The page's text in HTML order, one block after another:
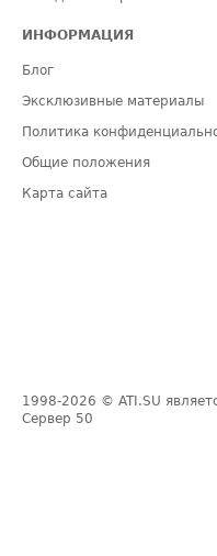
ИНФОРМАЦИЯ
Блог
Эксклюзивные материалы
Политика
Общие положения
Карта сайта
1998-2026 © ATI.SU
Сервер 50